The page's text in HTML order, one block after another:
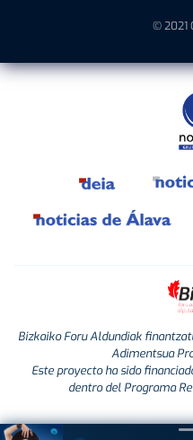
© 2021
Bizkaiko Foru Aldundiak
Adimentsua
Este proyecto ha sido
dentro del Programa